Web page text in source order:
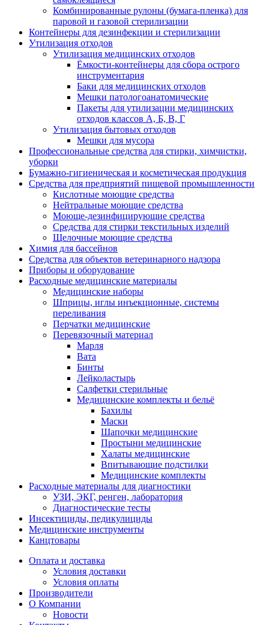
Комбинированные рулоны (бумага-пленка) для
паровой и газовой стерилизации
Контейнеры для дезинфекции и стерилизации
Утилизация отходов
Утилизация медицинских отходов
Ёмкости-контейнеры для сбора острого
инструментария
Баки для медицинских отходов
Мешки патологоанатомические
Пакеты для утилизации медицинских
отходов классов А, Б, В, Г
Утилизация бытовых отходов
Мешки для мусора
Профессиональные средства для стирки, химчистки,
уборки
Бумажно-гигиеническая и косметическая продукция
Средства для предприятий пищевой промышленности
Кислотные моющие средства
Нейтральные моющие средства
Моюще-дезинфицирующие средства
Средства для стирки текстильных изделий
Щелочные моющие средства
Химия для бассейнов
Средства для объектов ветеринарного надзора
Приборы и оборудование
Расходные медицинские материалы
Медицинские наборы
Шприцы, иглы инъекционные, системы
переливания
Перчатки медицинские
Перевязочный материал
Марля
Вата
Бинты
Лейколастырь
Салфетки стерильные
Медицинские комплекты и бельё
Бахилы
Маски
Шапочки медицинские
Простыни медицинские
Халаты медицинские
Впитывающие подстилки
Медицинские комплекты
Расходные материалы для диагностики
УЗИ, ЭКГ, ренген, лаборатория
Диагностические тесты
Инсектициды, педикулициды
Медицинские инструменты
Канцтовары
Оплата и доставка
Условия доставки
Условия оплаты
Производители
О Компании
Новости